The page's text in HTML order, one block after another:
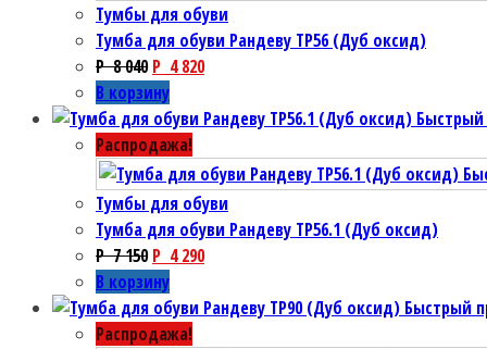
Тумбы для обуви
Тумба для обуви Рандеву TP56 (Дуб оксид)
P8 040 P 4 820
В корзину
Распродажа!
Тумбы для обуви
Тумба для обуви Рандеву TP56.1 (Дуб оксид)
P7 150 P 4 290
В корзину
Быстрый
Распродажа!